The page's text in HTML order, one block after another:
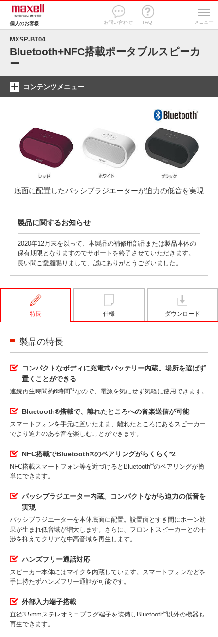
個人のお客様 お問い合わせ FAQ メニュー
MXSP-BT04
Bluetooth+NFC搭載ポータブルスピーカ
ー
コンテンツメニュー
底面に配置したパッシブラジエーターが迫力の低音を実現
製品に関するお知らせ
2020年12月末を以って、本製品の補修用部品または製品本体の
保有期限となりますのでサポートを終了させていただきます。
長い間ご愛顧賜りまして、誠にありがとうございました。
特長 仕様 ダウンロード
製品の特長
コンパクトなボディに充電式バッテリー内蔵。場所を選ばず
置くことができる
連続再生時間約6時間*1 なので、電源を気にせず気軽に使用できます。
Bluetooth®搭載で、離れたところへの音楽送信が可能
スマートフォンを手元に置いたまま、離れたところにあるスピーカー
でより迫力のある音を楽しむことができます。
NFC搭載でBluetooth®のペアリングがらくらく*2
NFC搭載スマートフォン等を近づけるとBluetooth®のペアリングが簡
単にできます。
パッシブラジエーター内蔵。コンパクトながら迫力の低音を
実現
パッシブラジエーターを本体底面に配置。設置面とすき間にホーン効
果が生まれ低音域が増大します。さらに、フロントスピーカーとの干
渉を抑えてクリアな中高音域を再生します。
ハンズフリー通話対応
スピーカー本体にはマイクを内蔵しています。スマートフォンなどを
手に持たずハンズフリー通話が可能です。
外部入力端子搭載
直径3.5mmステレオミニプラグ端子を装備しBluetooth®以外の機器も
再生できます。